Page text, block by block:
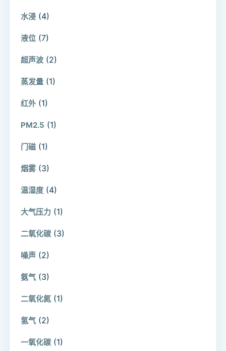
水浸 (4)
液位 (7)
超声波 (2)
蒸发量 (1)
红外 (1)
PM2.5 (1)
门磁 (1)
烟雾 (3)
温湿度 (4)
大气压力 (1)
二氧化碳 (3)
噪声 (2)
氨气 (3)
二氧化氮 (1)
氢气 (2)
一氧化碳 (1)